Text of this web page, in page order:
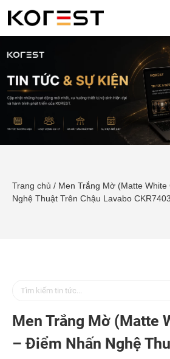
Trang chủ / Men Trắng Mờ (Matte
Nghệ Thuật Trên Chậu Lavabo
Men Trắng Mờ (Matte
– Điểm Nhấn Nghệ